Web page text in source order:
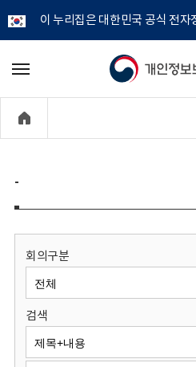
이 누리집은 대한민국 공식 전자
개
정
보
원
메
기
-
회의구분
검색